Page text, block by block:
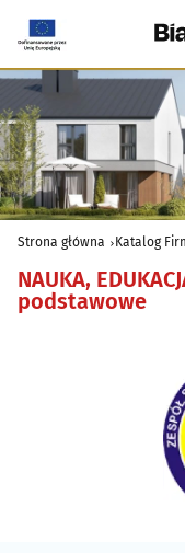
Strona główna Katalog
NAUKA,
podstawowe